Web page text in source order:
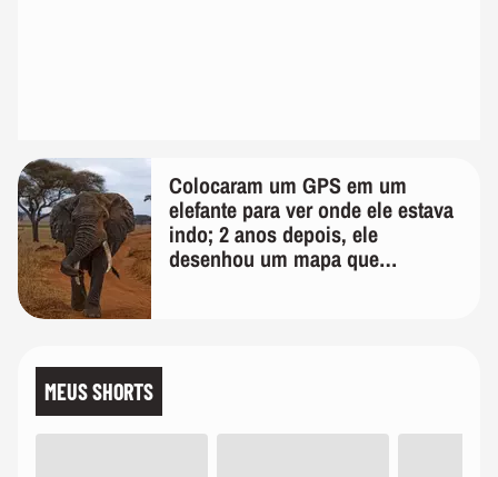
Colocaram um GPS em um
elefante para ver onde ele estava
indo; 2 anos depois, ele
desenhou um mapa que
MEUS SHORTS